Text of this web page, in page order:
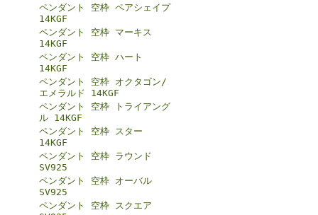
ペンダント 空枠 ペアシェイプ
14KGF
ペンダント 空枠 マーキス
14KGF
ペンダント 空枠 ハート
14KGF
ペンダント 空枠 オクタゴン/
エメラルド 14KGF
ペンダント 空枠 トライアング
ル 14KGF
ペンダント 空枠 スター
14KGF
ペンダント 空枠 ラウンド
SV925
ペンダント 空枠 オーバル
SV925
ペンダント 空枠 スクエア